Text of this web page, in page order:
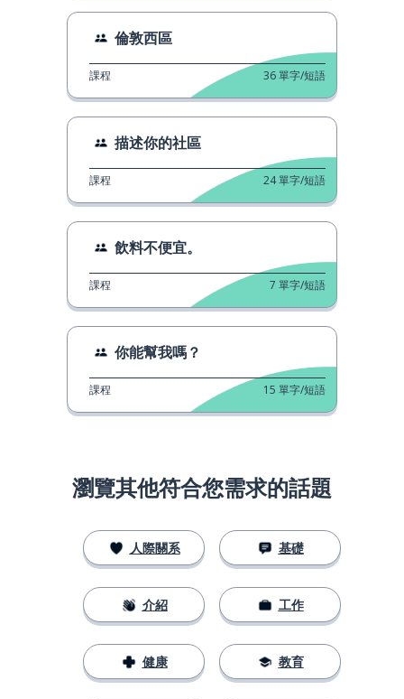
倫敦西區
課程 36單字/短語
描述你的社區
課程 24單字/短語
飲料不便宜。
課程 7 單字/短語
你能幫我嗎？
課程 15 單字/短語
瀏覽其他符合您需求的話題
人際關系
介紹
健康
基礎
工作
教育